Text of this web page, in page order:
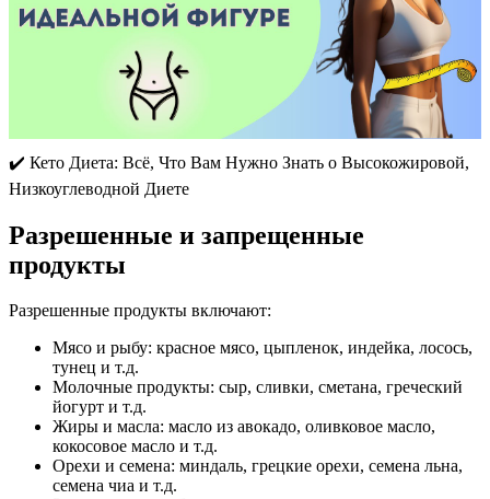
✔️ Кето Диета: Всё, Что Вам Нужно Знать о Высокожировой,
Низкоуглеводной Диете
Разрешенные и запрещенные
продукты
Разрешенные продукты включают:
Мясо и рыбу: красное мясо, цыпленок, индейка, лосось,
тунец и т.д.
Молочные продукты: сыр, сливки, сметана, греческий
йогурт и т.д.
Жиры и масла: масло из авокадо, оливковое масло,
кокосовое масло и т.д.
Орехи и семена: миндаль, грецкие орехи, семена льна,
семена чиа и т.д.